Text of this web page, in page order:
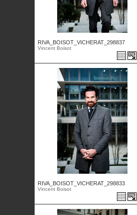
RIVA_BOISOT_VICHERAT_298837
Vincent Boisot
RIVA_BOISOT_VICHERAT_298833
Vincent Boisot